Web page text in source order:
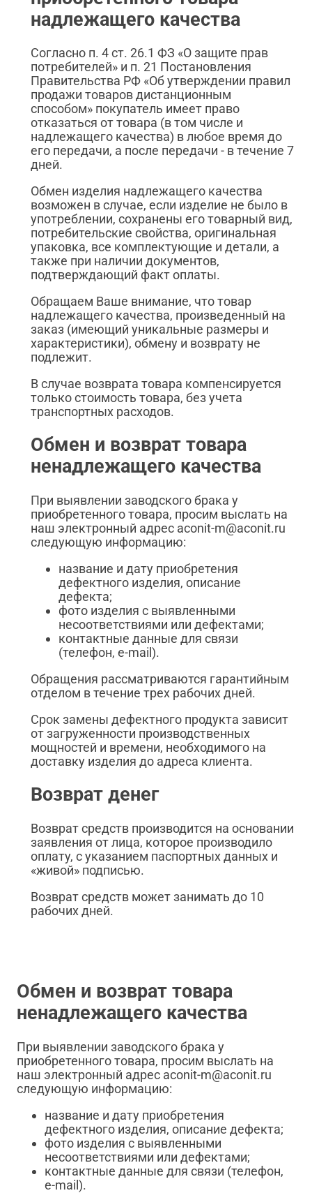
надлежащего качества
Согласно п. 4 ст. 26.1 ФЗ «О защите прав
потребителей» и п. 21 Постановления
Правительства РФ «Об утверждении правил
продажи товаров дистанционным
способом» покупатель имеет право
отказаться от товара (в том числе и
надлежащего качества) в любое время до
его передачи, а после передачи - в течение 7
дней.
Обмен изделия надлежащего качества
возможен в случае, если изделие не было в
употреблении, сохранены его товарный вид,
потребительские свойства, оригинальная
упаковка, все комплектующие и детали, а
также при наличии документов,
подтверждающий факт оплаты.
Обращаем Ваше внимание, что товар
надлежащего качества, произведенный на
заказ (имеющий уникальные размеры и
характеристики), обмену и возврату не
подлежит.
В случае возврата товара компенсируется
только стоимость товара, без учета
транспортных расходов.
Обмен и возврат товара
ненадлежащего качества
При выявлении заводского брака у
приобретенного товара, просим выслать на
наш электронный адрес aconit-m@aconit.ru
следующую информацию:
название и дату приобретения
дефектного изделия, описание
дефекта;
фото изделия с выявленными
несоответствиями или дефектами;
контактные данные для связи
(телефон, e-mail).
Обращения рассматриваются гарантийным
отделом в течение трех рабочих дней.
Срок замены дефектного продукта зависит
от загруженности производственных
мощностей и времени, необходимого на
доставку изделия до адреса клиента.
Возврат денег
Возврат средств производится на основании
заявления от лица, которое производило
оплату, с указанием паспортных данных и
«живой» подписью.
Возврат средств может занимать до 10
рабочих дней.
Обмен и возврат товара
ненадлежащего качества
При выявлении заводского брака у
приобретенного товара, просим выслать на
наш электронный адрес aconit-m@aconit.ru
следующую информацию:
название и дату приобретения
дефектного изделия, описание дефекта;
фото изделия с выявленными
несоответствиями или дефектами;
контактные данные для связи (телефон,
e-mail).